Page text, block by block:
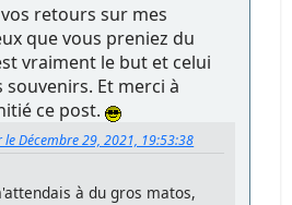
retours sur mes
que vous preniez du
vraiment le but et celui
Et merci à
ce post.
le Décembre 29, 2021, 19:53:38
à du gros matos,